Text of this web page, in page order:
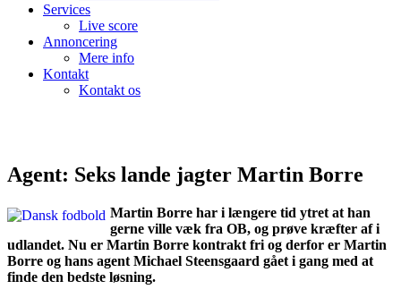
Services
Live score
Annoncering
Mere info
Kontakt
Kontakt os
Agent: Seks lande jagter Martin Borre
Martin Borre har i længere tid ytret at han
gerne ville væk fra OB, og prøve kræfter af i
udlandet. Nu er Martin Borre kontrakt fri og derfor er Martin
Borre og hans agent Michael Steensgaard gået i gang med at
finde den bedste løsning.